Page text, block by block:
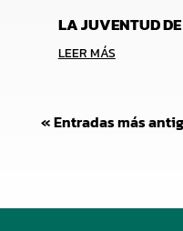
LA JUVENTUD
LEER MÁS
« Entradas más